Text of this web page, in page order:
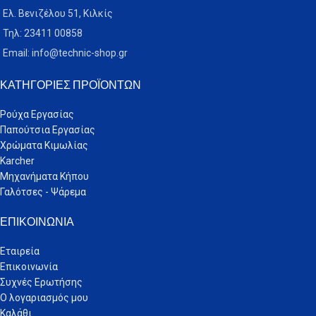
Ελ. Βενιζέλου 51, Κιλκίς
Τηλ: 23411 00858
Email: info@technic-shop.gr
ΚΑΤΗΓΟΡΊΕΣ ΠΡΟΪΌΝΤΩΝ
Ρούχα Εργασίας
Παπούτσια Εργασίας
Χρώματα Κιμωλίας
Karcher
Μηχανήματα Κήπου
Γαλότσες - Ψάρεμα
ΕΠΙΚΟΙΝΩΝΊΑ
Εταιρεία
Επικοινωνία
Συχνές Ερωτήσης
Ο λογαριασμός μου
Καλάθι